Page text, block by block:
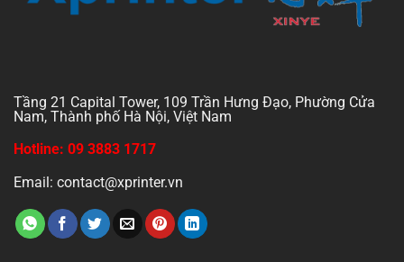
Tầng 21 Capital Tower, 109 Trần Hưng Đạo, Phường Cửa
Nam, Thành phố Hà Nội, Việt Nam
Hotline: 09 3883 1717
Email: contact@xprinter.vn